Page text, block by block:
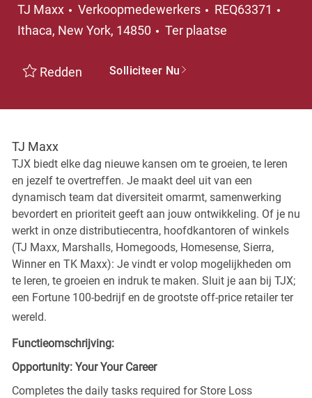
TJ Maxx Categorie
Verkoopmedewerkers REQ63371
Ithaca, New York, 14850
Ter plaatse
Redden Solliciteer Nu
TJ Maxx
TJX biedt elke dag nieuwe kansen om te groeien, te leren
en jezelf te overtreffen. Je maakt deel uit van een
dynamisch team dat diversiteit omarmt, samenwerking
bevordert en prioriteit geeft aan jouw ontwikkeling. Of je nu
werkt in onze distributiecentra, hoofdkantoren of winkels
(TJ Maxx, Marshalls, Homegoods, Homesense, Sierra,
Winner en TK Maxx): Je vindt er volop mogelijkheden om
te leren, te groeien en indruk te maken. Sluit je aan bij TJX;
een Fortune 100-bedrijf en de grootste off-price retailer ter
wereld.
Functieomschrijving:
Opportunity: Your Your Career
Completes the daily tasks required for Store Loss